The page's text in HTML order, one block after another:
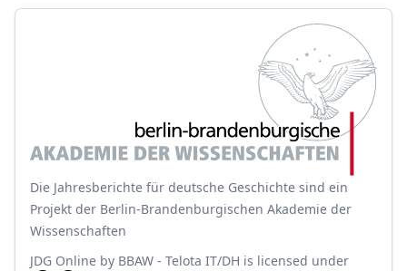
Die Jahresberichte für deutsche Geschichte sind ein
Projekt der Berlin-Brandenburgischen Akademie der
Wissenschaften
JDG Online by BBAW - Telota IT/DH is licensed under